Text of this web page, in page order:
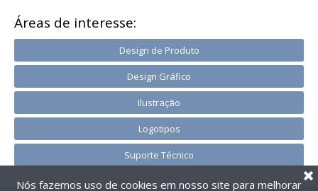
Áreas de interesse:
Design de Produto
Design Gráfico
Ilustração
Logotipos
Suporte Técnico
Nós fazemos uso de cookies em nosso site para melhorar